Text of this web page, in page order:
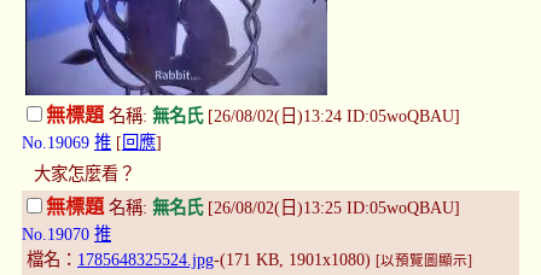
無標題名稱: 無名氏[26/08/02(日)13:24 ID:05woQBAU]
No.19069 推 [ 回應]
大家怎麼看？
無標題名稱: 無名氏[26/08/02(日)13:25 ID:05woQBAU]
No.19070 推
檔名： 1785648325524.jpg-(171 KB, 1901x1080) [以預覽圖顯示]